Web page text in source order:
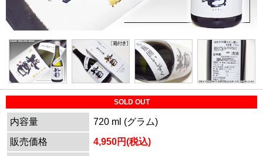
SOLD OUT
内容量
720 ml (グラム)
販売価格
4,950円(税込)